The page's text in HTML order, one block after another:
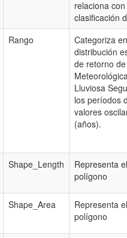
relaciona
clasificación
Rango
Categoriza
distribución
de retorno
Lluviosa
los períodos
valores
(años).
Shape_Length
Representa
polígono
Shape_Area
Representa
polígono